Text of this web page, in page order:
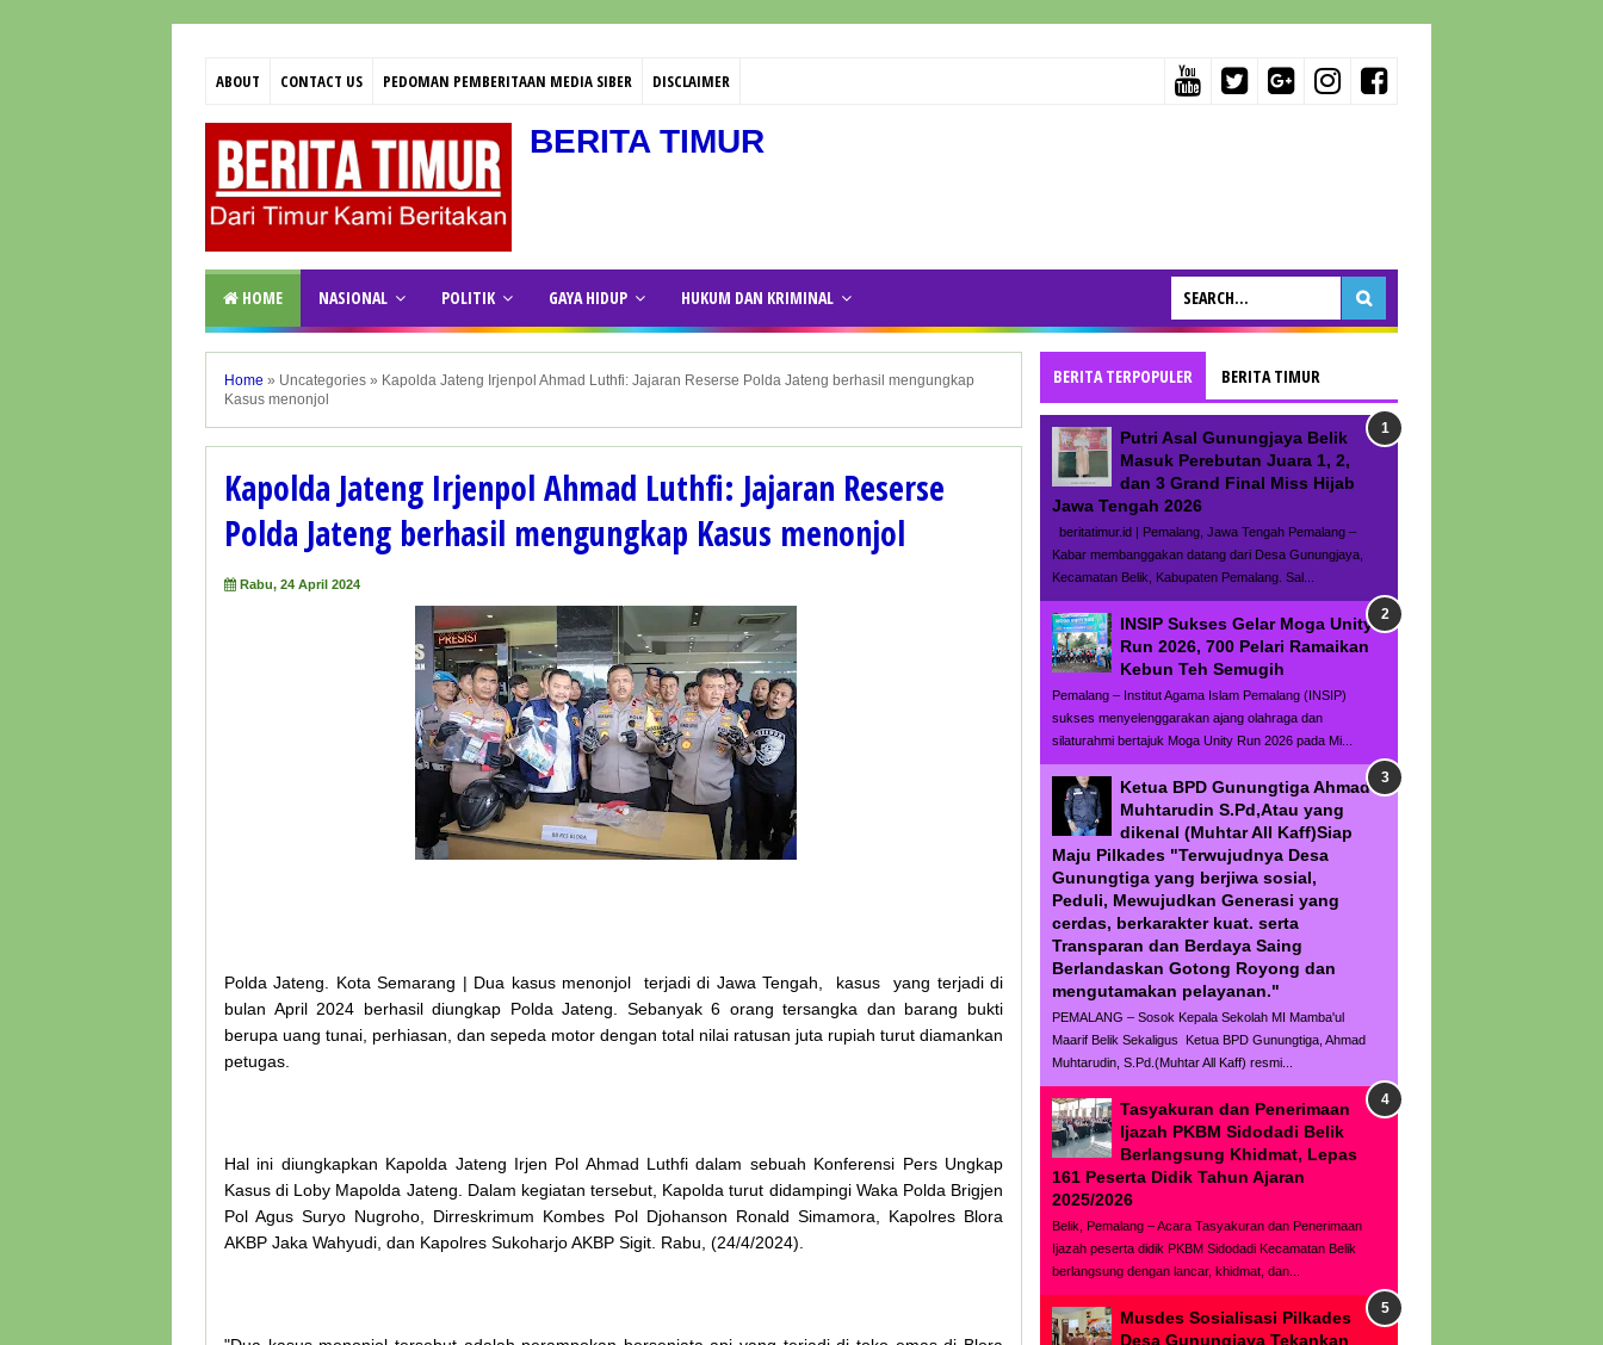
ABOUT CONTACT US PEDOMAN PEMBERITAAN MEDIA SIBER DISCLAIMER
BERITA TIMUR
HOME NASIONAL POLITIK GAYA HIDUP HUKUM DAN KRIMINAL
Home » Uncategories » Kapolda Jateng Irjenpol Ahmad Luthfi: Jajaran Reserse Polda Jateng berhasil mengungkap
Kasus menonjol
Kapolda Jateng Irjenpol Ahmad Luthfi: Jajaran Reserse
Polda Jateng berhasil mengungkap Kasus menonjol
Rabu, 24 April 2024
Polda Jateng. Kota Semarang | Dua kasus menonjol terjadi di Jawa Tengah, kasus yang terjadi di
bulan April 2024 berhasil diungkap Polda Jateng. Sebanyak 6 orang tersangka dan barang bukti
berupa uang tunai, perhiasan, dan sepeda motor dengan total nilai ratusan juta rupiah turut diamankan
petugas.
Hal ini diungkapkan Kapolda Jateng Irjen Pol Ahmad Luthfi dalam sebuah Konferensi Pers Ungkap
Kasus di Loby Mapolda Jateng. Dalam kegiatan tersebut, Kapolda turut didampingi Waka Polda Brigjen
Pol Agus Suryo Nugroho, Dirreskrimum Kombes Pol Djohanson Ronald Simamora, Kapolres Blora
AKBP Jaka Wahyudi, dan Kapolres Sukoharjo AKBP Sigit. Rabu, (24/4/2024).
BERITA TERPOPULER BERITA TIMUR
Putri Asal Gunungjaya Belik
Masuk Perebutan Juara 1, 2,
dan 3 Grand Final Miss Hijab
Jawa Tengah 2026
beritatimur.id | Pemalang, Jawa Tengah Pemalang –
Kabar membanggakan datang dari Desa Gunungjaya,
Kecamatan Belik, Kabupaten Pemalang. Sal...
INSIP Sukses Gelar Moga Unity
Run 2026, 700 Pelari Ramaikan
Kebun Teh Semugih
Pemalang – Institut Agama Islam Pemalang (INSIP)
sukses menyelenggarakan ajang olahraga dan
silaturahmi bertajuk Moga Unity Run 2026 pada Mi...
Ketua BPD Gunungtiga Ahmad
Muhtarudin S.Pd,Atau yang
dikenal (Muhtar All Kaff)Siap
Maju Pilkades "Terwujudnya Desa
Gunungtiga yang berjiwa sosial,
Peduli, Mewujudkan Generasi yang
cerdas, berkarakter kuat. serta
Transparan dan Berdaya Saing
Berlandaskan Gotong Royong dan
mengutamakan pelayanan."
PEMALANG – Sosok Kepala Sekolah MI Mamba'ul
Maarif Belik Sekaligus Ketua BPD Gunungtiga, Ahmad
Muhtarudin, S.Pd.(Muhtar All Kaff) resmi...
Tasyakuran dan Penerimaan
Ijazah PKBM Sidodadi Belik
Berlangsung Khidmat, Lepas
161 Peserta Didik Tahun Ajaran
2025/2026
Belik, Pemalang – Acara Tasyakuran dan Penerimaan
Ijazah peserta didik PKBM Sidodadi Kecamatan Belik
berlangsung dengan lancar, khidmat, dan...
Musdes Sosialisasi Pilkades
Desa Gunungjaya Tekankan